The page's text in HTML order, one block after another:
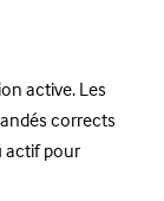
active. Les
corrects
actif pour